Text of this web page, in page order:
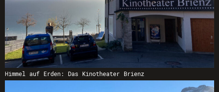
Himmel auf Erden: Das Kinotheater Brienz